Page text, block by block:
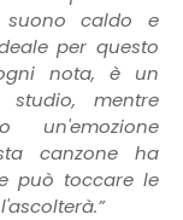
caldo e
per questo
nota, è un
mentre
un'emozione
canzone ha
può toccare le